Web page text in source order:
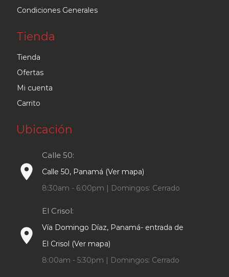
Condiciones Generales
Tienda
Tienda
Ofertas
Mi cuenta
Carrito
Ubicación
place
Calle 50:
Calle 50, Panamá (Ver mapa)
8:30am - 6:00pm | Domingos: Cerrado
place
El Crisol:
Vía Domingo Díaz, Panamá- entrada de
El Crisol (Ver mapa)
8:00am - 5:30pm | Domingos: Cerrado